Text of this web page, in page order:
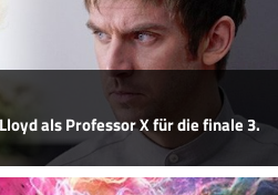
als Professor X für die finale 3.